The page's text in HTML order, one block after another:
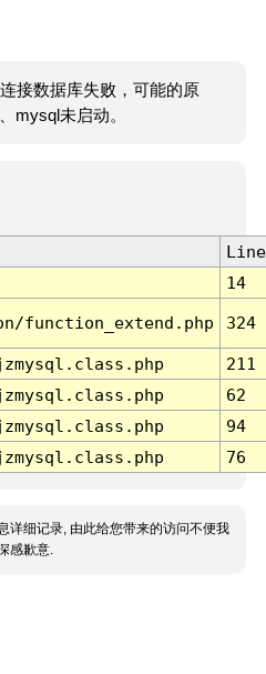
接数据库失败，可能的原
mysql未启动。
Line
14
function_extend.php 324
211
62
94
76
详细记录, 由此给您带来的访问不便我
感歉意.